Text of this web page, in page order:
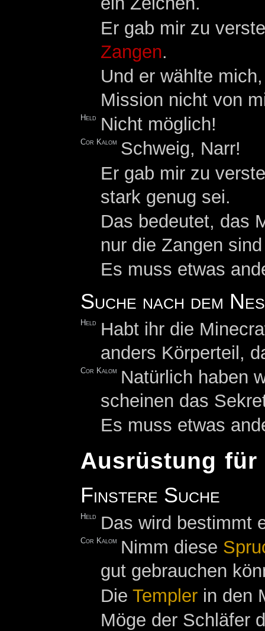
Er gab mir zu
Zangen.
Und er wählte
Mission nicht von
Held Nicht möglich!
Cor Kalom Schweig, Narr!
Er gab mir zu
stark genug sei.
Das bedeutet, das
nur die Zangen
Es muss etwas
Suche nach dem
Held
Habt ihr die
anders Körperteil,
Cor Kalom
Natürlich haben
scheinen das
Es muss etwas
Ausrüstung für
Finstere Suche
Held Das wird bestimmt
Cor Kalom Nimm diese
gut gebrauchen
DieTempler in den
Möge der Schläfer